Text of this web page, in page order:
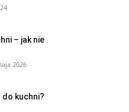
– jak nie
2026
kuchni?